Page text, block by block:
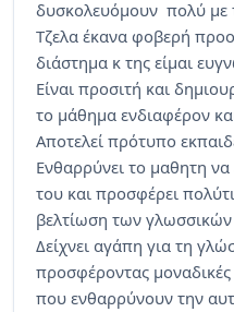
δυσκολευόμουν πολύ με
Τζελα έκανα φοβερή
διάστημα κ της είμαι
Είναι προσιτή και
το μάθημα ενδιαφέρον
Αποτελεί πρότυπο
Ενθαρρύνει το μαθητη να
του και προσφέρει
βελτίωση των γλωσσικών
Δείχνει αγάπη για τη
προσφέροντας μοναδικές
που ενθαρρύνουν την